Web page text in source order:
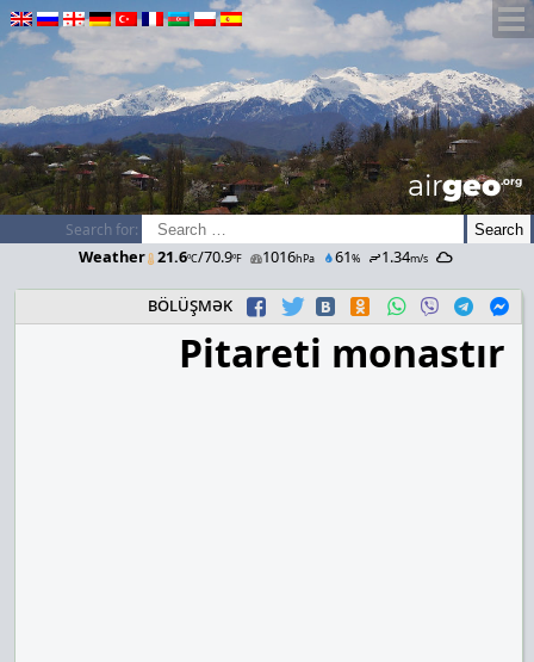
airGEO.oRg
Search for:
Weather 21.6ºC/70.9ºF 1016hPa 61% 1.34m/s
bölüşmək
Pitareti monastır